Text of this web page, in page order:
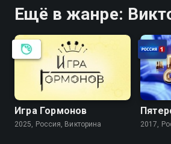
Ещё в жанре:
Игра Гормонов
2025, Россия, Викторина 2017,